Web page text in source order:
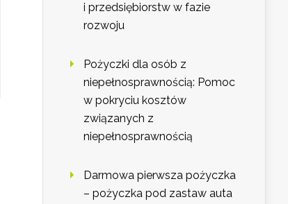
i przedsiębiorstw w fazie
rozwoju
Pożyczki dla osób z
niepełnosprawnością: Pomoc
w pokryciu kosztów
związanych z
niepełnosprawnością
Darmowa pierwsza pożyczka
– pożyczka pod zastaw auta